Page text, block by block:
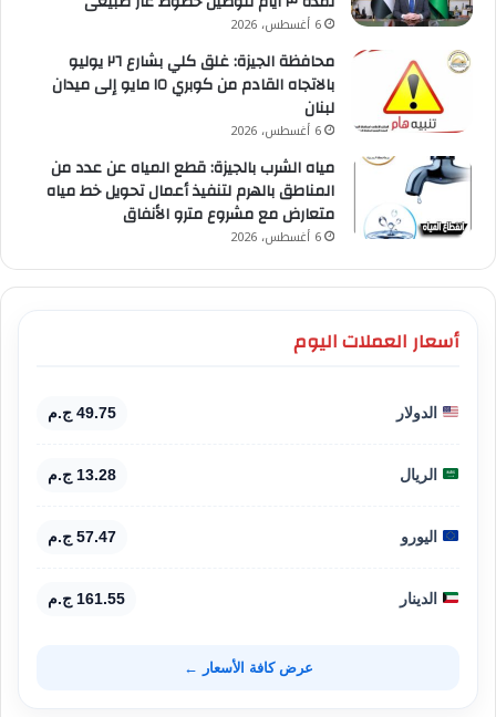
6 أغسطس، 2026
محافظة الجيزة: غلق كلي بشارع ٢٦ يوليو
بالاتجاه القادم من كوبري ١٥ مايو إلى ميدان
لبنان
6 أغسطس، 2026
مياه الشرب بالجيزة: قطع المياه عن عدد من
المناطق بالهرم لتنفيذ أعمال تحويل خط مياه
متعارض مع مشروع مترو الأنفاق
6 أغسطس، 2026
أسعار العملات اليوم
الدولار 49.75 ج.م
الريال 13.28 ج.م
اليورو 57.47 ج.م
الدينار 161.55 ج.م
عرض كافة الأسعار ←